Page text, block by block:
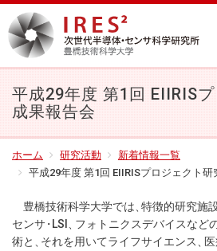
平成29年度 第1回 EIIRIS
成果報告会
ホーム 研究活動
新着情報一覧
平成29年度 第1回 EIIRISプロジェクト研
豊橋技術科学大学では 、特徴的研究施
センサ・ LSI
フォトニクスデバイスなど
術と
それを用いてライフサイエンス